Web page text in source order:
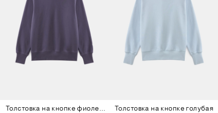
Толстовка на кнопке фиолетовая
Толстовка на кнопке голубая